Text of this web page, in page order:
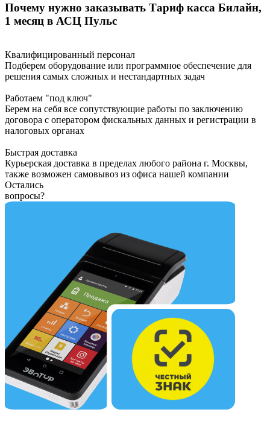
Почему нужно заказывать Тариф касса Билайн,
1 месяц в АСЦ Пульс
Квалифицированный персонал
Подберем оборудование или программное обеспечение для
решения самых сложных и нестандартных задач
Работаем "под ключ"
Берем на себя все сопутствующие работы по заключению
договора с оператором фискальных данных и регистрации в
налоговых органах
Быстрая доставка
Курьерская доставка в пределах любого района г. Москвы,
также возможен самовывоз из офиса нашей компании
Остались
вопросы?